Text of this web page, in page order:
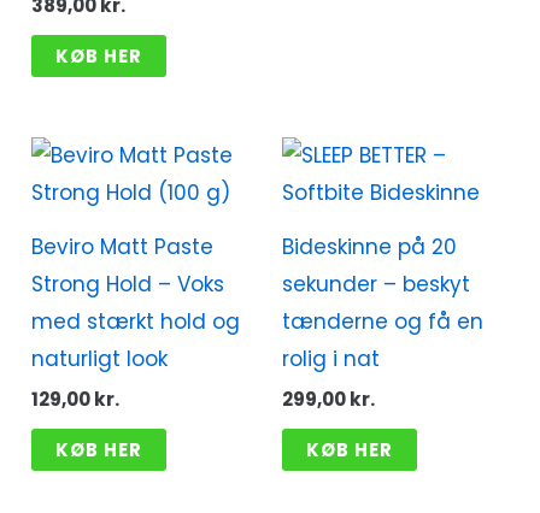
389,00 kr.
KØB HER
Beviro Matt Paste
Strong Hold – Voks
med stærkt hold og
naturligt look
129,00kr.
KØB HER
Bideskinne på 20
sekunder – beskyt
tænderne og få en
rolig i nat
299,00kr.
KØB HER